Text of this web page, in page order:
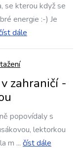
se kterou když se
energie :-) Je
dále
zahraničí -
popovídaly s
lektorkou
m ... číst dále